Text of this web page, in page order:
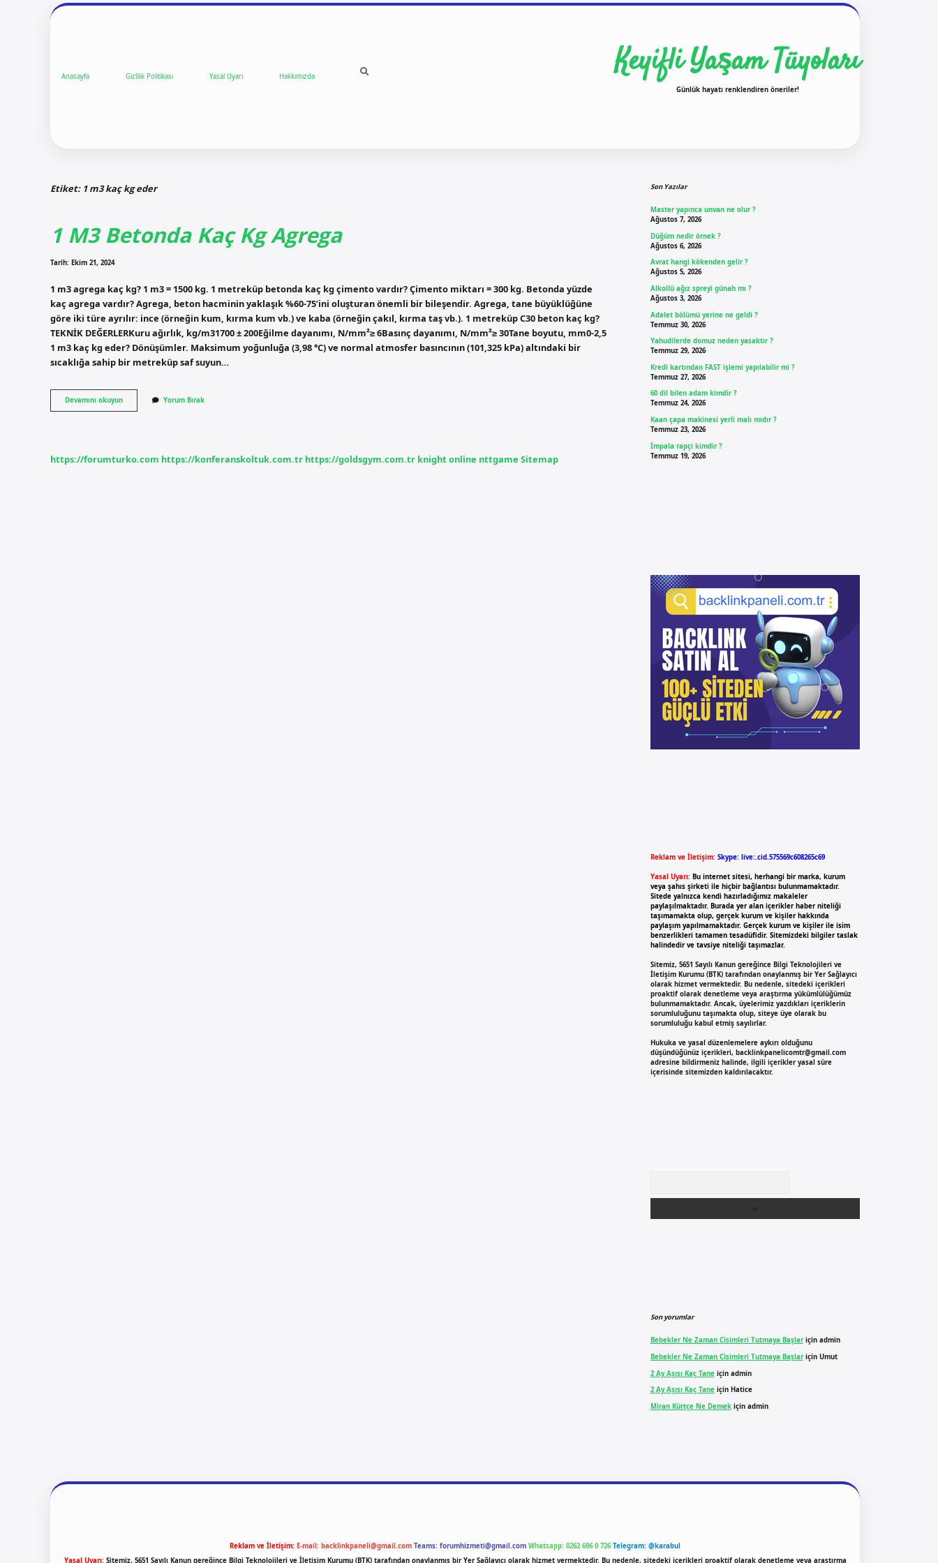
Anasayfa Gizlilik Politikası Yasal Uyarı Hakkımızda Keyifli Yaşam Tüyoları
Günlük hayatı renklendiren öneriler!
Etiket: 1 m3 kaç kg eder
1 M3 Betonda Kaç Kg Agrega
Tarih: Ekim 21, 2024
1 m3 agrega kaç kg? 1 m3 = 1500 kg. 1 metreküp betonda kaç kg çimento vardır? Çimento miktarı = 300 kg. Betonda yüzde
kaç agrega vardır? Agrega, beton hacminin yaklaşık %60-75’ini oluşturan önemli bir bileşendir. Agrega, tane büyüklüğüne
göre iki türe ayrılır: ince (örneğin kum, kırma kum vb.) ve kaba (örneğin çakıl, kırma taş vb.). 1 metreküp C30 beton kaç kg?
TEKNİK DEĞERLERKuru ağırlık, kg/m31700 ± 200Eğilme dayanımı, N/mm²≥ 6Basınç dayanımı, N/mm²≥ 30Tane boyutu, mm0-2,5
1 m3 kaç kg eder? Dönüşümler. Maksimum yoğunluğa (3,98 °C) ve normal atmosfer basıncının (101,325 kPa) altındaki bir
sıcaklığa sahip bir metreküp saf suyun…
Devamını okuyun1
M3
Yorum Bırak
https://forumturko.com https://konferanskoltuk.com.tr https://goldsgym.com.tr knight online nttgame Sitemap
Son Yazılar
Master yapınca unvan ne olur ?
Ağustos 7, 2026
Düğüm nedir örnek ?
Ağustos 6, 2026
Avrat hangi kökenden gelir ?
Ağustos 5, 2026
Alkollü ağız spreyi günah mı ?
Ağustos 3, 2026
Adalet bölümü yerine ne geldi ?
Temmuz 30, 2026
Yahudilerde domuz neden yasaktır ?
Temmuz 29, 2026
Kredi kartından FAST işlemi yapılabilir mi ?
Temmuz 27, 2026
60 dil bilen adam kimdir ?
Temmuz 24, 2026
Kaan çapa makinesi yerli malı mıdır ?
Temmuz 23, 2026
İmpala rapçi kimdir ?
Temmuz 19, 2026
Reklam ve İletişim: Skype: live:.cid.575569c608265c69
Yasal Uyarı: Bu internet sitesi, herhangi bir marka, kurum
veya şahıs şirketi ile hiçbir bağlantısı bulunmamaktadır.
Sitede yalnızca kendi hazırladığımız makaleler
paylaşılmaktadır. Burada yer alan içerikler haber niteliği
taşımamakta olup, gerçek kurum ve kişiler hakkında
paylaşım yapılmamaktadır. Gerçek kurum ve kişiler ile isim
benzerlikleri tamamen tesadüfidir. Sitemizdeki bilgiler taslak
halindedir ve tavsiye niteliği taşımazlar.
Sitemiz, 5651 Sayılı Kanun gereğince Bilgi Teknolojileri ve
İletişim Kurumu (BTK) tarafından onaylanmış bir Yer Sağlayıcı
olarak hizmet vermektedir. Bu nedenle, sitedeki içerikleri
proaktif olarak denetleme veya araştırma yükümlülüğümüz
bulunmamaktadır. Ancak, üyelerimiz yazdıkları içeriklerin
sorumluluğunu taşımakta olup, siteye üye olarak bu
sorumluluğu kabul etmiş sayılırlar.
Hukuka ve yasal düzenlemelere aykırı olduğunu
düşündüğünüz içerikleri, backlinkpanelicomtr@gmail.com
adresine bildirmeniz halinde, ilgili içerikler yasal süre
içerisinde sitemizden kaldırılacaktır.
Son yorumlar
Bebekler Ne Zaman Cisimleri Tutmaya Başlariçin admin
Bebekler Ne Zaman Cisimleri Tutmaya Başlariçin Umut
2 Ay Aşısı Kaç Taneiçin admin
2 Ay Aşısı Kaç Taneiçin Hatice
Miran Kürtçe Ne Demekiçin admin
Reklam ve İletişim: E-mail: backlinkpaneli@gmail.com Teams: forumhizmeti@gmail.com Whatsapp: 0262 606 0 726 Telegram: @karabul
Yasal Uyarı: Sitemiz, 5651 Sayılı Kanun gereğince Bilgi Teknolojileri ve İletişim Kurumu (BTK) tarafından onaylanmış bir Yer Sağlayıcı olarak hizmet vermektedir. Bu nedenle, sitedeki içerikleri proaktif olarak denetleme veya araştırma